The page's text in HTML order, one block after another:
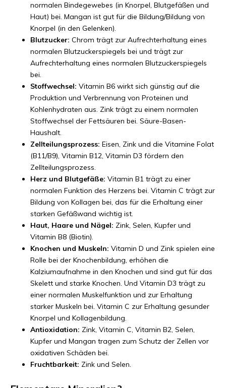
normalen Bindegewebes (in Knorpel, Blutgefäßen und
Haut) bei. Mangan ist gut für die Bildung/Bildung von
Knorpel (in den Gelenken).
Blutzucker: Chrom trägt zur Aufrechterhaltung eines
normalen Blutzuckerspiegels bei und trägt zur
Aufrechterhaltung eines normalen Blutzuckerspiegels
bei.
Stoffwechsel: Vitamin B6 wirkt sich günstig auf die
Produktion und Verbrennung von Proteinen und
Kohlenhydraten aus. Zink trägt zu einem normalen
Stoffwechsel der Fettsäuren bei. Säure-Basen-
Haushalt.
Zellteilungsprozess: Eisen, Zink und die Vitamine Folat
(B11/B9), Vitamin B12, Vitamin D3 fördern den
Zellteilungsprozess.
Herz und Blutgefäße: Vitamin B1 trägt zu einer
normalen Funktion des Herzens bei. Vitamin C trägt zur
Bildung von Kollagen bei, das für die Erhaltung einer
starken Gefäßwand wichtig ist.
Haut, Haare und Nägel: Zink, Selen, Kupfer und
Vitamin B8 (Biotin).
Knochen und Muskeln: Vitamin D und Zink spielen eine
Rolle bei der Knochenbildung, erhöhen die
Kalziumaufnahme in den Knochen und sind gut für das
Skelett und starke Knochen. Und Vitamin D3 trägt zu
einer normalen Muskelfunktion und zur Erhaltung
starker Muskeln bei. Vitamin C zur Erhaltung gesunder
Knorpel und Kollagenbildung.
Antioxidation: Zink, Vitamin C, Vitamin B2, Selen,
Kupfer und Mangan tragen zum Schutz der Zellen vor
oxidativen Schäden bei.
Fruchtbarkeit: Zink und Selen.